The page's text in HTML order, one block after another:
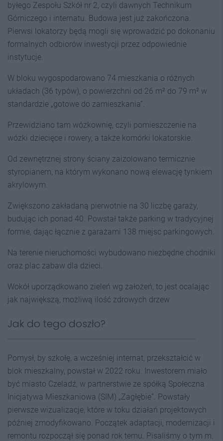
byłego Zespołu Szkół nr 2, czyli dawnych Technikum
Górniczego i internatu. Budowa jest już zakończona.
Pierwsi lokatorzy będą mogli się wprowadzić po dokonaniu
formalnych odbiorów inwestycji przez odpowiednie
instytucje.
W bloku wygospodarowano 74 mieszkania o różnych
układach (36 typów), o powierzchni od 26 m² do 79 m² w
standardzie „gotowe do zamieszkania”.
Przewidziano tam wózkownię, czyli pomieszczenie na
wózki dziecięce i rowery, a także komórki lokatorskie.
Od zewnętrznej strony ściany zaizolowano termicznie
styropianem, na którym wykonano nową elewację tynkiem
akrylowym.
Zwiększono zakładaną pierwotnie na 30 liczbę garaży,
budując ich ponad 40. Powstał także parking w tradycyjnej
formie, dając łącznie z garażami 138 miejsc parkingowych.
Na terenie nieruchomości wybudowano niezbędne chodniki
oraz plac zabaw dla dzieci.
Wokół uporządkowano zieleń wg założeń, to jest ocalając
jak największą, możliwą ilość zdrowych drzew
Jak do tego doszło?
Pomysł, by szkołę, a wcześniej internat, przekształcić w
blok mieszkalny, powstał w 2022 roku. Inwestorem miało
być miasto Czeladź, w partnerstwie ze spółką Społeczna
Inicjatywa Mieszkaniowa (SIM) „Zagłębie”. Powstały
pierwsze wizualizacje, które w toku działań projektowych
później zmodyfikowano. Początek adaptacji, modernizacji i
remontu rozpoczął się ponad rok temu. Pisaliśmy o tym m.